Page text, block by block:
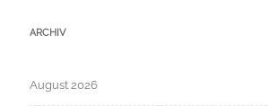
ARCHIV
August 2026